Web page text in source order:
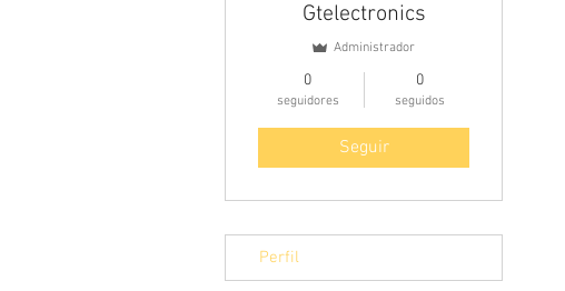
Gtelectronics
Administrador
0
seguidores
0
seguidos
Seguir
Perfil